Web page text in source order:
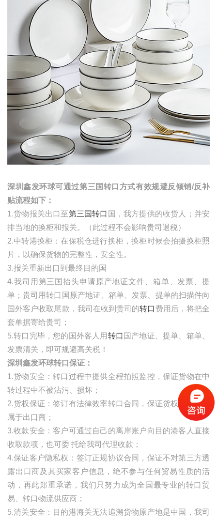
深圳鑫发环球可通过第三国转口方式有效规避反倾销/反补
贴流程如下：
1.货物报关出口至第三国转口 国，我方提供的收货人；并安
排当地的换柜和报关。（此过程不会影响贵司退税）
2.中转港换柜：在保税仓进行换柜，换柜时候会拍摄换柜照
片，以确保货物的完整性，安全性。
3.报关重新出口到最终目的国
4.我司用第三国抬头申请原产地证文件、箱单、发票、提
单；贵司用转口国原产地证、箱单、发票、提单的扫描件向
国外客户收取尾款，我司在收到贵司的转口 费用后，将把全
套单据寄给贵司；
5.转口完毕，您的国外客人用 转口 国产地证、提单 、箱单、
发票清关，即可规避高关税！
深圳鑫发环球转口保证：
1.货物安全：转口过程中提供全程拍照监控，保证货物在中
转过程中不被沾污、损坏；
2.货权保证：签订有法律效率转口合同，保证货权自始至终
属于出口商；
3.收款安全：客户可通过自己的离岸账户向目的港客人直接
收取款项，也可委 托给我司代理收款；
4.保证客户隐私权：签订正规协议合同，保证不对第三方透
露出口商及其买家客户信息，绝不参与任何贸易性质的活
动，再此郑重承诺，我们只努力成为全国最专业的转口贸
易、转口物流供应商；
5.清关安全：目的港海关无法追溯货物原产地是中国，我司